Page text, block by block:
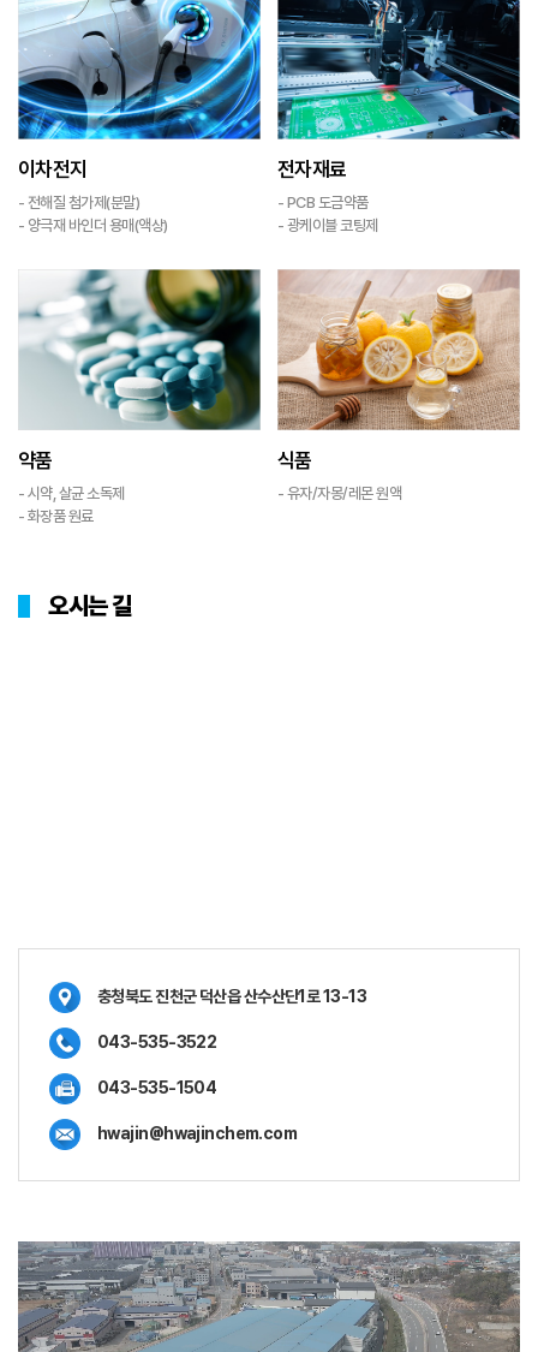
이차전지
- 전해질 첨가제(분말)
- 양극재 바인더 용매(액상)
전자재료
- PCB 도금약품
- 광케이블 코팅제
약품
- 시약, 살균 소독제
- 화장품 원료
식품
- 유자/자몽/레몬 원액
오시는 길
충청북도 진천군 덕산읍 산수산단1로 13-13
043-535-3522
043-535-1504
hwajin@hwajinchem.com